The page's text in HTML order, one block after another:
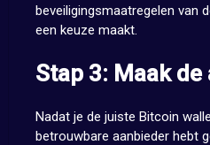
beveiligingsmaatregelen van
een keuze maakt.
Stap 3: Maak
Nadat je de juiste Bitcoin
betrouwbare aanbieder hebt